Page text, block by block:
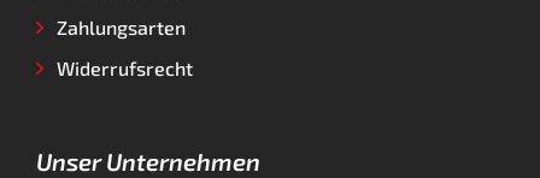
Zahlungsarten
Widerrufsrecht
Unser Unternehmen